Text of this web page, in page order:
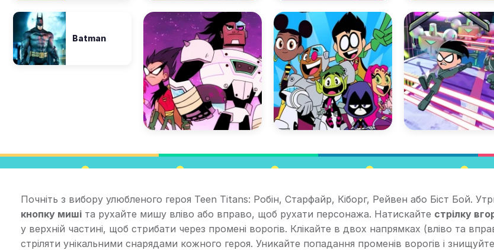
Batman
Почніть з вибору улюбленого героя Teen Titans: Робін, Старфайр, Кіборг, Рейвен або Біст Бой.
кнопку миші та рухайте мишу вліво або вправо, щоб рухати персонажа. Натискайте стрілку
у верхній частині, щоб стрибати через промені ворогів. Клікайте в двох напрямках (вліво та
стріляти унікальними снарядами кожного героя. Уникайте попадання променів ворогів і знищуйте